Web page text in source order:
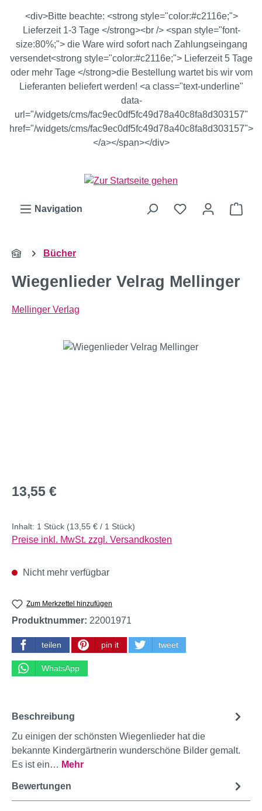
Zum Hauptinhalt springen
<div>Bitte beachte: <strong style="color:#c2116e;">
Lieferzeit 1-3 Tage </strong><br /> <span style="font-
size:80%;"> die Ware wird sofort nach Zahlungseingang
versendet<strong style="color:#c2116e;"> Lieferzeit 5 Tage
oder mehr Tage </strong>die Bestellung wartet bis wir vom
Lieferanten beliefert werden! <a class="text-underline"
data-
url="/widgets/cms/fac9ec0df5fc49d78a40c8fa8d303157"
href="/widgets/cms/fac9ec0df5fc49d78a40c8fa8d303157">
</a></span></div>
Navigation
Bücher
Wiegenlieder Velrag Mellinger
Mellinger Verlag
Bildergalerie überspringen
Regulärer Preis:
13,55 €
Inhalt: 1 Stück (13,55 € / 1 Stück)
Preise inkl. MwSt. zzgl. Versandkosten
Nicht mehr verfügbar
Zum Merkzettel hinzufügen
Produktnummer: 22001971
teilen pin it tweet
WhatsApp
Beschreibung
Zu einigen der schönsten Wiegenlieder hat die
bekannte Kindergärtnerin wunderschöne Bilder gemalt.
Es ist ein… Mehr
Bewertungen